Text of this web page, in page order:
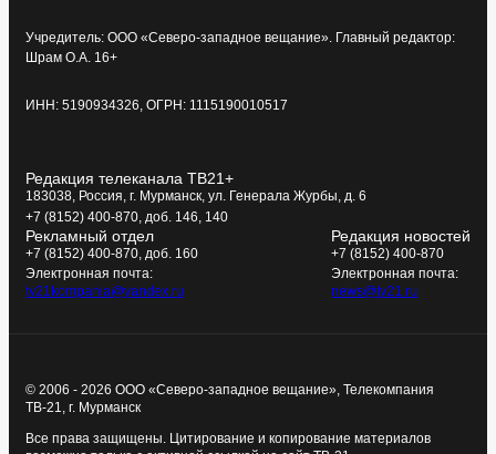
Учредитель: ООО «Северо-западное вещание». Главный редактор:
Шрам О.А. 16+
ИНН: 5190934326, ОГРН: 1115190010517
Редакция телеканала ТВ21+
183038, Россия, г. Мурманск, ул. Генерала Журбы, д. 6
+7 (8152) 400-870, доб. 146, 140
Рекламный отдел
+7 (8152) 400-870, доб. 160
Электронная почта:
tv21kompania@yandex.ru
Редакция новостей
+7 (8152) 400-870
Электронная почта:
news@tv21.ru
© 2006 - 2026 ООО «Северо-западное вещание», Телекомпания
ТВ-21, г. Мурманск
Все права защищены. Цитирование и копирование материалов